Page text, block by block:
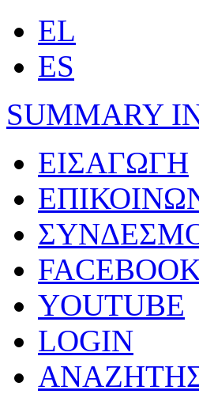
EL
ES
SUMMARY
ΕΙΣΑΓΩΓΗ
YOUTUBE
LOGIN